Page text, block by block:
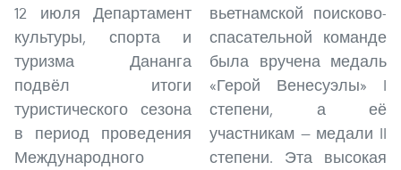
12 июля Департамент
культуры, спорта и
туризма Дананга
подвёл итоги
туристического сезона
в период проведения
Международного
вьетнамской поисково-
спасательной команде
была вручена медаль
«Герой Венесуэлы» I
степени, а её
участникам — медали II
степени. Эта высокая